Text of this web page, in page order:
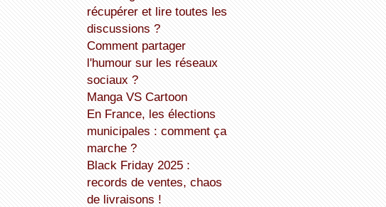
récupérer et lire toutes les
discussions ?
Comment partager
l'humour sur les réseaux
sociaux ?
Manga VS Cartoon
En France, les élections
municipales : comment ça
marche ?
Black Friday 2025 :
records de ventes, chaos
de livraisons !